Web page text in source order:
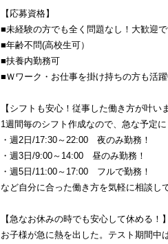
【応募資格】
■未経験の方でも全く問題なし！大歓迎で
■年齢不問(高校生可）
■扶養内勤務可
■Ｗワーク・お仕事を掛け持ちの方も活躍
【シフトも安心！従事した働き方が叶い
1週間毎のシフト作成なので、急な予定に
・週2日/17:30～22:00　夜のみ勤務！
・週3日/9:00～14:00　昼のみ勤務！
・週5日/11:00～17:00　フルで勤務！
など自分に合った働き方を気軽に相談し
【急なお休みの時でも安心して休める！】
お子様が急に熱を出した。テスト期間中